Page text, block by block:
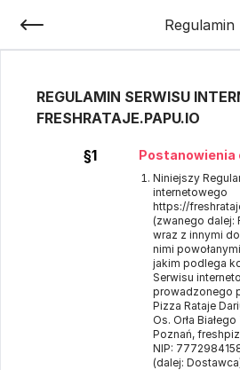
Regulamin
REGULAMIN SERWISU
FRESHRATAJE.PAPU.IO
§1 Postanowienia
Niniejszy
internetowego
https://
(zwanego dalej:
wraz z innymi
nimi
jakim podlega
Serwisu
prowadzonego
Pizza Rataje
Os. Orła Białego
Poznań,
NIP:
(dalej: